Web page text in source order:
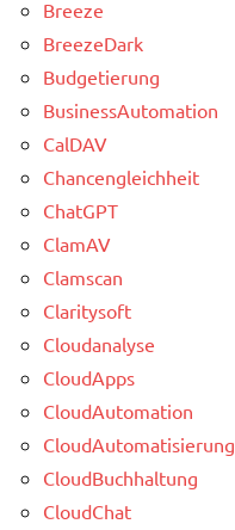
Breeze
BreezeDark
Budgetierung
BusinessAutomation
CalDAV
Chancengleichheit
ChatGPT
ClamAV
Clamscan
Claritysoft
Cloudanalyse
CloudApps
CloudAutomation
CloudAutomatisierung
CloudBuchhaltung
CloudChat